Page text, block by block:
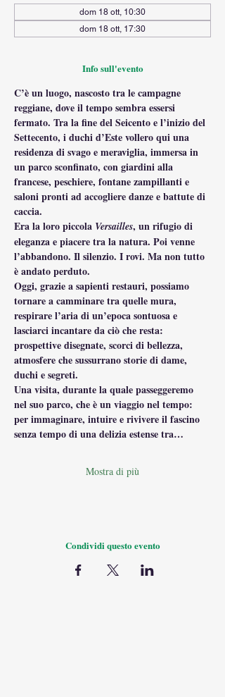
dom 18 ott, 10:30
dom 18 ott, 17:30
Info sull'evento
C’è un luogo, nascosto tra le campagne
reggiane, dove il tempo sembra essersi
fermato. Tra la fine del Seicento e l’inizio del
Settecento, i duchi d’Este vollero qui una
residenza di svago e meraviglia, immersa in
un parco sconfinato, con giardini alla
francese, peschiere, fontane zampillanti e
saloni pronti ad accogliere danze e battute di
caccia.
Era la loro piccola Versailles, un rifugio di
eleganza e piacere tra la natura. Poi venne
l’abbandono. Il silenzio. I rovi. Ma non tutto
è andato perduto.
Oggi, grazie a sapienti restauri, possiamo
tornare a camminare tra quelle mura,
respirare l’aria di un’epoca sontuosa e
lasciarci incantare da ciò che resta:
prospettive disegnate, scorci di bellezza,
atmosfere che sussurrano storie di dame,
duchi e segreti.
Una visita, durante la quale passeggeremo
nel suo parco, che è un viaggio nel tempo:
per immaginare, intuire e rivivere il fascino
senza tempo di una delizia estense tra…
Mostra di più
Condividi questo evento